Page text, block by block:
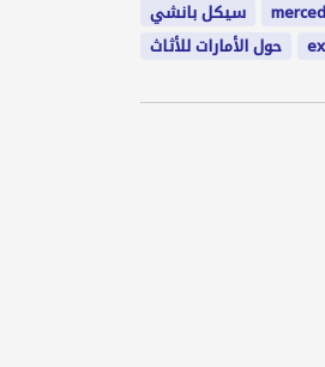
سيكل بانشي
حول الأمارات للأثاث